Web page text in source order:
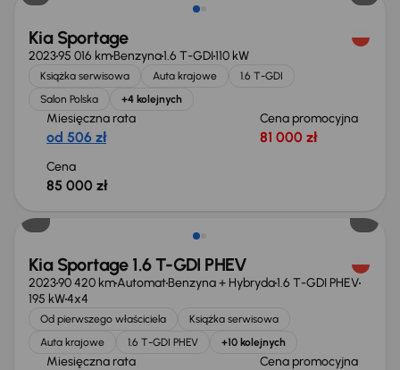
Kia Sportage
202395 016 kmBenzyna1.6 T-GDI110 kW
Książka serwisowa Auta krajowe
1.6 T-GDI
Salon Polska
+4 kolejnych
Miesięczna rata
od 506 zł
Cena promocyjna
81 000 zł
Cena
85 000 zł
Możliwość odliczenia VAT
Kia Sportage 1.6 T-GDI PHEV
202390 420 kmAutomatBenzyna + Hybryda1.6 T-GDI PHEV
195 kW4x4
Od pierwszego właściciela
Książka serwisowa
Auta krajowe
1.6 T-GDI PHEV +10 kolejnych
Miesięczna rata Cena promocyjna